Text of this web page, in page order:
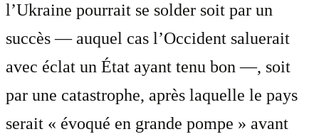
l’Ukraine pourrait se solder soit par un
succès — auquel cas l’Occident saluerait
avec éclat un État ayant tenu bon —, soit
par une catastrophe, après laquelle le pays
serait « évoqué en grande pompe » avant